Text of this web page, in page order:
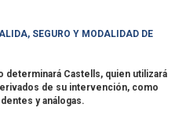
SEGURO Y MODALIDAD DE
determinará Castells, quien utilizará
de su intervención, como
y análogas.